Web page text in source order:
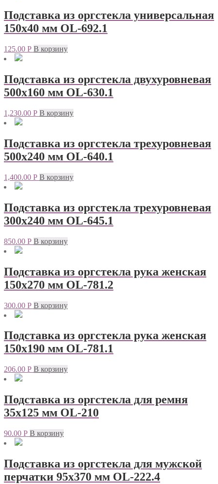
Подставка из оргстекла универсальная
150х40 мм OL-692.1
125.00 Р В корзину
Подставка из оргстекла двухуровневая
500х160 мм OL-630.1
1,230.00 Р В корзину
Подставка из оргстекла трехуровневая
500х240 мм OL-640.1
1,400.00 Р В корзину
Подставка из оргстекла трехуровневая
300х240 мм OL-645.1
850.00 Р В корзину
Подставка из оргстекла рука женская
150х270 мм OL-781.2
300.00 Р В корзину
Подставка из оргстекла рука женская
150х190 мм OL-781.1
206.00 Р В корзину
Подставка из оргстекла для ремня
35х125 мм OL-210
90.00 Р В корзину
Подставка из оргстекла для мужской
перчатки 95х370 мм OL-222.4